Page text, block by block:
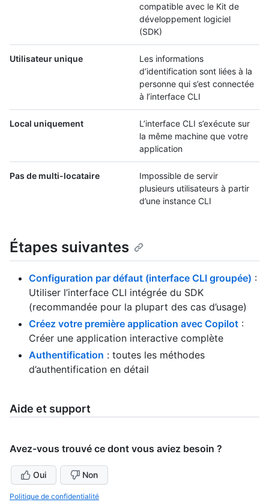
compatible avec le Kit de
développement logiciel
(SDK)
Utilisateur unique
Les informations
d’identification sont liées à la
personne qui s’est connectée
à l’interface CLI
Local uniquement
L’interface CLI s’exécute sur
la même machine que votre
application
Pas de multi-locataire
Impossible de servir
plusieurs utilisateurs à partir
d’une instance CLI
Étapes suivantes
Configuration par défaut (interface CLI groupée) :
Utiliser l’interface CLI intégrée du SDK
(recommandée pour la plupart des cas d’usage)
Créez votre première application avec Copilot :
Créer une application interactive complète
Authentification : toutes les méthodes
d’authentification en détail
Aide et support
Avez-vous trouvé ce dont vous aviez besoin ?
Oui Non
Politique de confidentialité